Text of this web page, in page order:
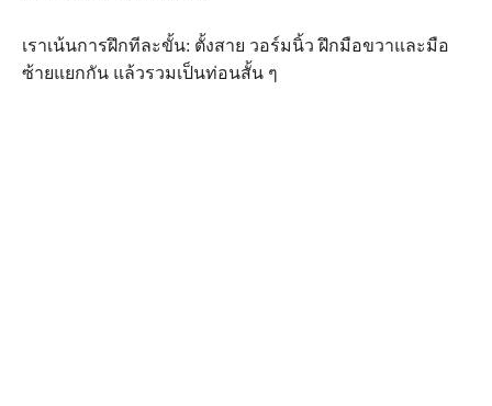
เราเน้นการฝึกทีละขั้น: ตั้งสาย วอร์มนิ้ว ฝึกมือขวาและมือ
ซ้ายแยกกัน แล้วรวมเป็นท่อนสั้น ๆ